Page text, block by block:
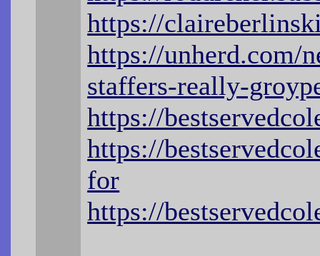
https://
https://unherd.com/
staffers-really-
https://
https://
for
https://